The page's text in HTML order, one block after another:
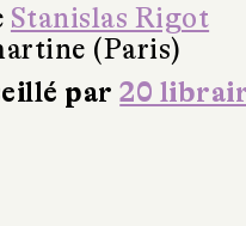
Stanislas Rigot
(Paris)
par20